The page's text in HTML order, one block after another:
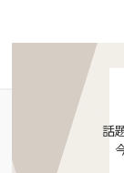
話